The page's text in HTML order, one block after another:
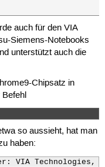
auch für den VIA
Siemens-Notebooks
unterstützt auch die
Chipsatz in
so aussieht, hat man
haben:
VIA Technologies,